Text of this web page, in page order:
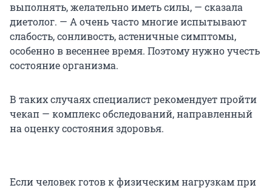
выполнять, желательно иметь силы, — сказала
диетолог. — А очень часто многие испытывают
слабость, сонливость, астеничные симптомы,
особенно в весеннее время. Поэтому нужно учесть
состояние организма.
В таких случаях специалист рекомендует пройти
чекап — комплекс обследований, направленный
на оценку состояния здоровья.
Если человек готов к физическим нагрузкам при